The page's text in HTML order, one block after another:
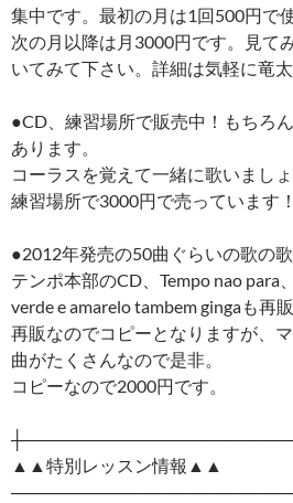
集中です。最初の月は1回500円で
次の月以降は月3000円です。見て
いてみて下さい。詳細は気軽に竜太
●CD、練習場所で販売中！もちろ
あります。
コーラスを覚えて一緒に歌いましょ
練習場所で3000円で売っています！
●2012年発売の50曲ぐらいの歌の
テンポ本部のCD、Tempo nao para
verde e amarelo tambem gingaも再
再販なのでコピーとなりますが、
曲がたくさんなので是非。
コピーなので2000円です。
▲▲特別レッスン情報▲▲